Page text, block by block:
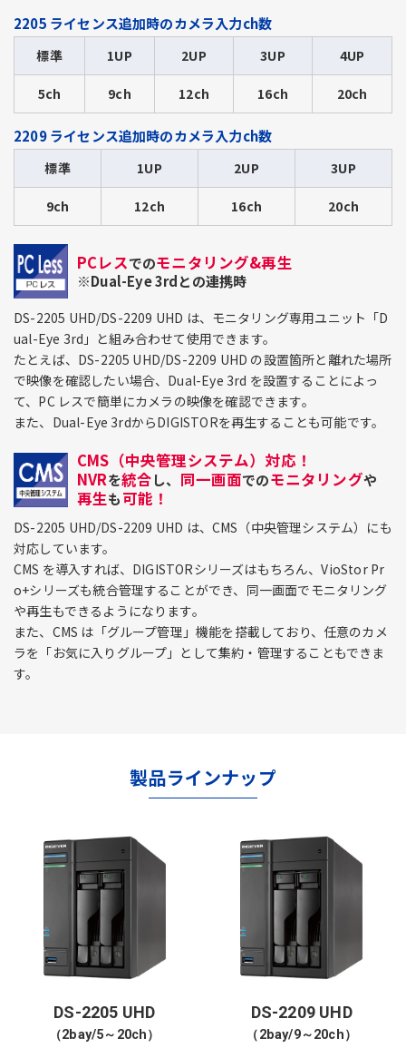
2205 ライセンス追加時のカメラ入力ch数
標準 1UP 2UP 3UP 4UP
5ch 9ch 12ch 16ch 20ch
2209 ライセンス追加時のカメラ入力ch数
標準 1UP 2UP 3UP
9ch 12ch 16ch 20ch
PCレスでのモニタリング&再生
※Dual-Eye 3rdとの連携時
DS-2205 UHD/DS-2209 UHD は、モニタリング専用ユニット「D
ual-Eye 3rd」と組み合わせて使用できます。
たとえば、DS-2205 UHD/DS-2209 UHD の設置箇所と離れた場所
で映像を確認したい場合、Dual-Eye 3rd を設置することによっ
て、PC レスで簡単にカメラの映像を確認できます。
また、Dual-Eye 3rdからDIGISTORを再生することも可能です。
CMS（中央管理システム）対応！
NVRを統合し、 同一画面でのモニタリングや
再生も可能！
DS-2205 UHD/DS-2209 UHD は、CMS（中央管理システム）にも
対応しています。
CMS を導入すれば、DIGISTORシリーズはもちろん、VioStor Pr
o+シリーズも統合管理することができ、同一画面でモニタリング
や再生もできるようになります。
また、CMS は「グループ管理」機能を搭載しており、任意のカメ
ラを「お気に入りグループ」として集約・管理することもできま
す。
製品ラインナップ
DS-2205 UHD
（2bay/5～20ch）
DS-2209 UHD
（2bay/9～20ch）